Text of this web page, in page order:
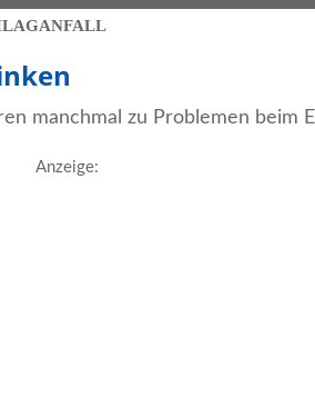
manchmal zu Problemen beim
Anzeige: